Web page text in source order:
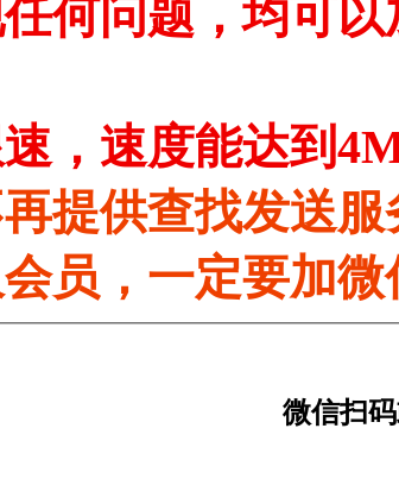
何问题，均可
，速度能达到
提供查找发送服
员，一定要加
微信扫